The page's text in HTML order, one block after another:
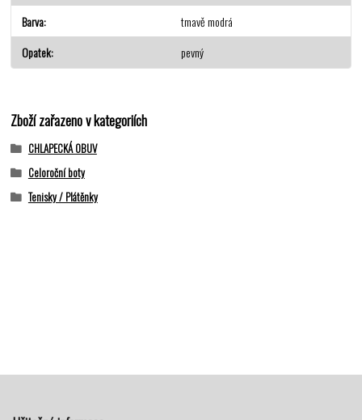
Barva
tmavě modrá
Opatek
pevný
Zboží zařazeno v kategoriích
CHLAPECKÁ OBUV
Celoroční boty
Tenisky / Plátěnky